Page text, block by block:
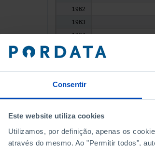
Consentir
Este website utiliza cookies
Utilizamos, por definição, apenas os
através do mesmo. Ao "Permitir todos",
1962
1963
1964
1965
1968
1969
1970
1972